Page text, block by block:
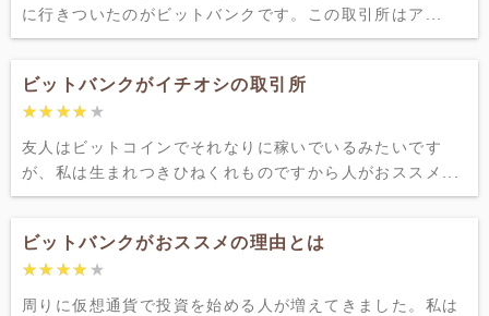
に行きついたのがビットバンクです。この取引所はア...
ビットバンクがイチオシの取引所
★★★★★
★★★★★
友人はビットコインでそれなりに稼いでいるみたいです
が、私は生まれつきひねくれものですから人がおススメ...
ビットバンクがおススメの理由とは
★★★★★
★★★★★
周りに仮想通貨で投資を始める人が増えてきました。私は